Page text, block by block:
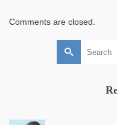
Comments are closed.
Search
for: